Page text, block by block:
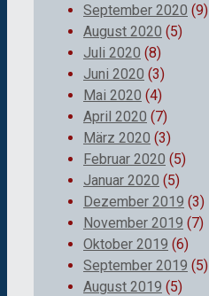
September 2020 (9)
August 2020 (5)
Juli 2020 (8)
Juni 2020 (3)
Mai 2020 (4)
April 2020 (7)
März 2020 (3)
Februar 2020 (5)
Januar 2020 (5)
Dezember 2019 (3)
November 2019 (7)
Oktober 2019 (6)
September 2019 (5)
August 2019 (5)